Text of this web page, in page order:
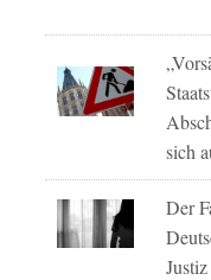
sich
Der
Justiz